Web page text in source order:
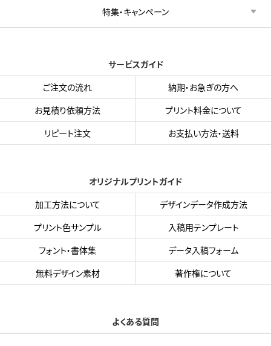
特集・キャンペーン
サービスガイド
ご注文の流れ
納期・お急ぎの方へ
お見積り依頼方法
プリント料金について
リピート注文
お支払い方法・送料
オリジナルプリントガイド
加工方法について
デザインデータ作成方法
プリント色サンプル
入稿用テンプレート
フォント・書体集
データ入稿フォーム
無料デザイン素材
著作権について
よくある質問